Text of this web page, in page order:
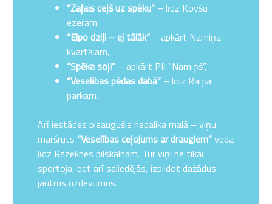
“Zaļais ceļš uz spēku” – līdz Kovšu
ezeram,
“Elpo dziļi – ej tālāk” – apkārt Namiņa
kvartālam,
“Spēka soļi” – apkārt PII “Namiņš”,
“Veselības pēdas dabā” – līdz Raiņa
parkam.
Arī iestādes pieaugušie nepalika malā – viņu
maršruts “Veselības ceļojums ar draugiem”veda
līdz Rēzeknes pilskalnam. Tur viņi ne tikai
sportoja, bet arī saliedējās, izpildot dažādus
jautrus uzdevumus.